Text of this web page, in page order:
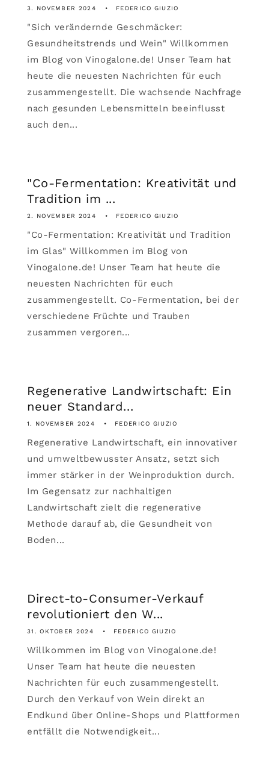
3. NOVEMBER 2024 FEDERICO GIUZIO
"Sich verändernde Geschmäcker:
Gesundheitstrends und Wein" Willkommen
im Blog von Vinogalone.de! Unser Team hat
heute die neuesten Nachrichten für euch
zusammengestellt. Die wachsende Nachfrage
nach gesunden Lebensmitteln beeinflusst
auch den...
"Co-Fermentation: Kreativität und
Tradition im ...
2. NOVEMBER 2024 FEDERICO GIUZIO
"Co-Fermentation: Kreativität und Tradition
im Glas" Willkommen im Blog von
Vinogalone.de! Unser Team hat heute die
neuesten Nachrichten für euch
zusammengestellt. Co-Fermentation, bei der
verschiedene Früchte und Trauben
zusammen vergoren...
Regenerative Landwirtschaft: Ein
neuer Standard...
1. NOVEMBER 2024 FEDERICO GIUZIO
Regenerative Landwirtschaft, ein innovativer
und umweltbewusster Ansatz, setzt sich
immer stärker in der Weinproduktion durch.
Im Gegensatz zur nachhaltigen
Landwirtschaft zielt die regenerative
Methode darauf ab, die Gesundheit von
Boden...
Direct-to-Consumer-Verkauf
revolutioniert den W...
31. OKTOBER 2024 FEDERICO GIUZIO
Willkommen im Blog von Vinogalone.de!
Unser Team hat heute die neuesten
Nachrichten für euch zusammengestellt.
Durch den Verkauf von Wein direkt an
Endkund über Online-Shops und Plattformen
entfällt die Notwendigkeit...